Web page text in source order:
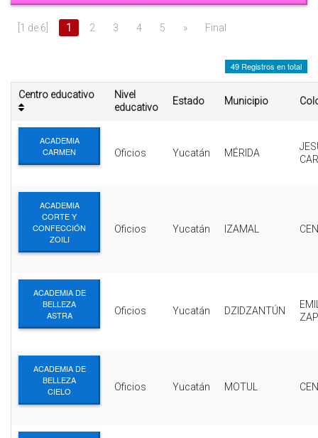
ESCUELA DE LA REPUBLICA
CONTRATA PUBLICIDAD
[1 de 6] 1 2 3 4 5 » Final
49 Registros en total
Centro educativo
Nivel
educativo
Estado Municipio
ACADEMIA
CARMEN
Oficios Yucatán MÉRIDA
ACADEMIA
CORTE Y
CONFECCIÓN
ZOILI
Oficios Yucatán IZAMAL
ACADEMIA DE
BELLEZA
ASTRA
Oficios Yucatán DZIDZANTÚN
ACADEMIA DE
BELLEZA
CIELO
Oficios Yucatán MOTUL